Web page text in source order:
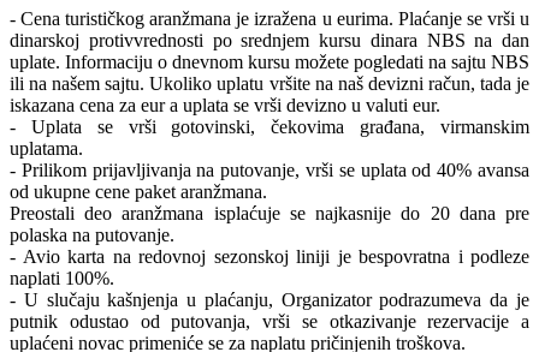
- Cena turističkog aranžmana je izražena u eurima. Plaćanje se vrši u
dinarskoj protivvrednosti po srednjem kursu dinara NBS na dan
uplate. Informaciju o dnevnom kursu možete pogledati na sajtu NBS
ili na našem sajtu. Ukoliko uplatu vršite na naš devizni račun, tada je
iskazana cena za eur a uplata se vrši devizno u valuti eur.
- Uplata se vrši gotovinski, čekovima građana, virmanskim
uplatama.
- Prilikom prijavljivanja na putovanje, vrši se uplata od 40% avansa
od ukupne cene paket aranžmana.
Preostali deo aranžmana isplaćuje se najkasnije do 20 dana pre
polaska na putovanje.
- Avio karta na redovnoj sezonskoj liniji je bespovratna i podleze
naplati 100%.
- U slučaju kašnjenja u plaćanju, Organizator podrazumeva da je
putnik odustao od putovanja, vrši se otkazivanje rezervacije a
uplaćeni novac primeniće se za naplatu pričinjenih troškova.